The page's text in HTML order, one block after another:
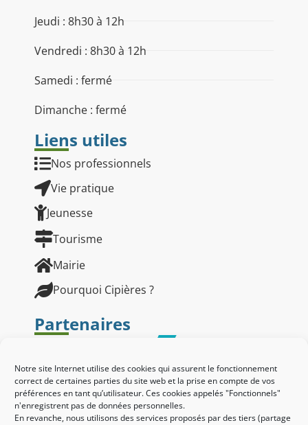
Notre site Internet utilise des cookies qui assurent le fonctionnement
correct de certaines parties du site web et la prise en compte de vos
préférences en tant qu’utilisateur. Ces cookies appelés "Fonctionnels"
n'enregistrent pas de données personnelles.
En revanche, nous utilisons des services proposés par des tiers (partage
Jeudi : 8h30 à 12h
Vendredi : 8h30 à 12h
Samedi : fermé
Dimanche : fermé
Liens utiles
Nos professionnels
Vie pratique
Jeunesse
Tourisme
Mairie
Pourquoi Cipières ?
Partenaires